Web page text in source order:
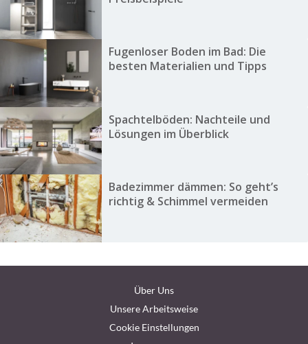
Fugenloser Boden im Bad: Die
besten Materialien und Tipps
Spachtelböden: Nachteile und
Lösungen im Überblick
Badezimmer dämmen: So geht’s
richtig & Schimmel vermeiden
Über Uns
Unsere Arbeitsweise
Cookie Einstellungen